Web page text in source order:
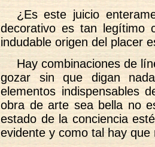
¿Es este juicio
decorativo es tan legítimo
indudable origen del placer
Hay combinaciones de
gozar sin que digan
elementos indispensables
obra de arte sea bella no
estado de la conciencia
evidente y como tal hay